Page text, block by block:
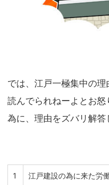
では、江戸一極集中の
読んでられねーよとお
為に、理由をズバリ解答
1 江戸建設の為に来た労